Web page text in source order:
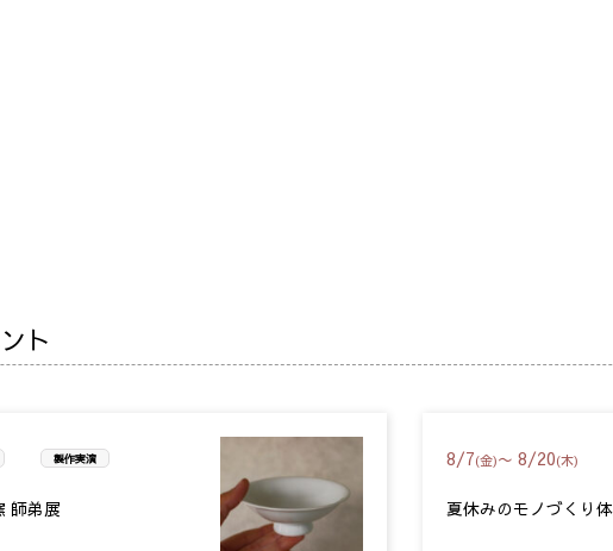
ト
製作実演
師弟展
8/7(金)〜 8/20(木)
夏休みのモノづくり